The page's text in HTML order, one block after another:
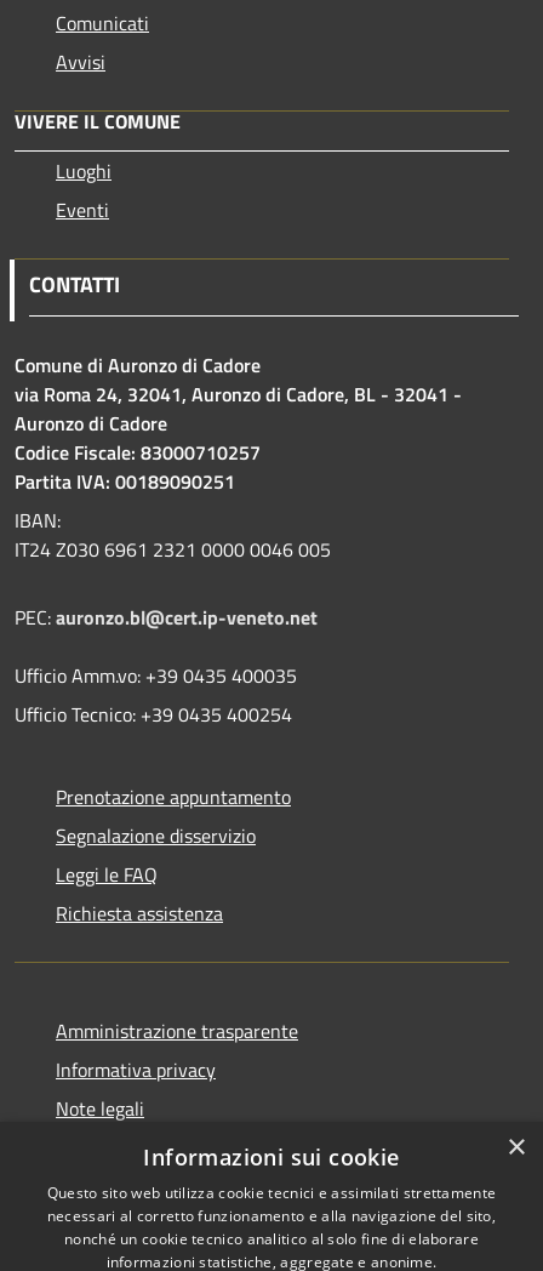
Comunicati
Avvisi
VIVERE IL COMUNE
Luoghi
Eventi
CONTATTI
Comune di Auronzo di Cadore
via Roma 24, 32041, Auronzo di Cadore, BL - 32041 -
Auronzo di Cadore
Codice Fiscale: 83000710257
Partita IVA: 00189090251
IBAN:
IT24 Z030 6961 2321 0000 0046 005
PEC:auronzo.bl@cert.ip-veneto.net
Ufficio Amm.vo: +39 0435 400035
Ufficio Tecnico: +39 0435 400254
Prenotazione appuntamento
Segnalazione disservizio
Leggi le FAQ
Richiesta assistenza
Amministrazione trasparente
Informativa privacy
Note legali
Dichiarazione di accessibilità
×
Informazioni sui cookie
Questo sito web utilizza cookie tecnici e assimilati strettamente
necessari al corretto funzionamento e alla navigazione del sito,
nonché un cookie tecnico analitico al solo fine di elaborare
informazioni statistiche, aggregate e anonime.